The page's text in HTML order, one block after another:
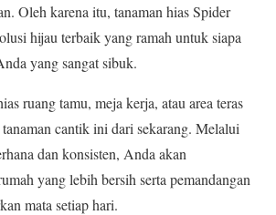
Oleh karena itu, tanaman hias Spider
hijau terbaik yang ramah untuk siapa
yang sangat sibuk.
ruang tamu, meja kerja, atau area teras
cantik ini dari sekarang. Melalui
dan konsisten, Anda akan
yang lebih bersih serta pemandangan
mata setiap hari.